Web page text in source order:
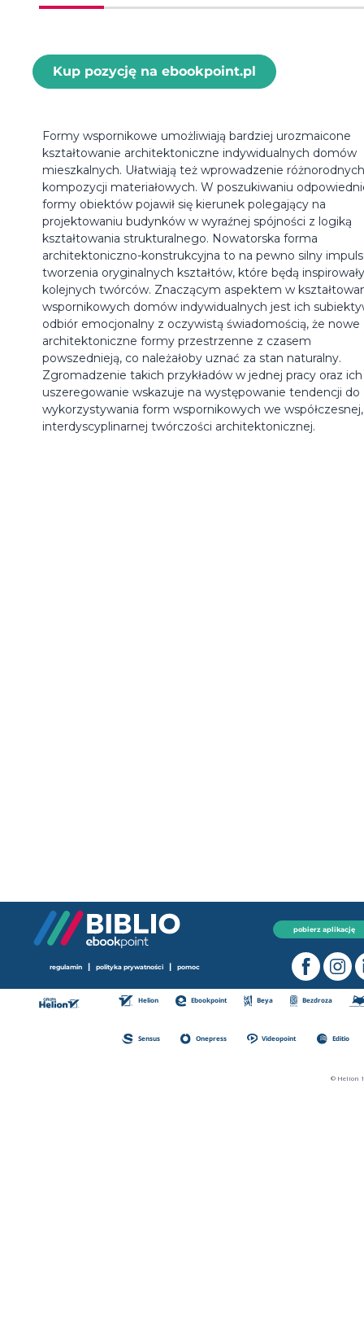
Kup pozycję na ebookpoint.pl
Formy wspornikowe umożliwiają bardziej urozmaicone
kształtowanie architektoniczne indywidualnych domów
mieszkalnych. Ułatwiają też wprowadzenie różnorodnych
kompozycji materiałowych. W poszukiwaniu
formy obiektów pojawił się kierunek polegający na
projektowaniu budynków w wyraźnej spójności z logiką
kształtowania strukturalnego. Nowatorska forma
architektoniczno-konstrukcyjna to na pewno silny
tworzenia oryginalnych kształtów, które będą inspirowały
kolejnych twórców. Znaczącym aspektem w
wspornikowych domów indywidualnych jest ich
odbiór emocjonalny z oczywistą świadomością, że nowe
architektoniczne formy przestrzenne z czasem
powszednieją, co należałoby uznać za stan naturalny.
Zgromadzenie takich przykładów w jednej pracy oraz ich
uszeregowanie wskazuje na występowanie tendencji do
wykorzystywania form wspornikowych we współczesnej,
interdyscyplinarnej twórczości architektonicznej.
pobierz aplikację
regulamin | polityka prywatności | pomoc
Helion Ebookpoint Beya Bezdroza
Sensus Onepress Videopoint Editio
© Helion